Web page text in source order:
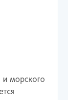
и морского